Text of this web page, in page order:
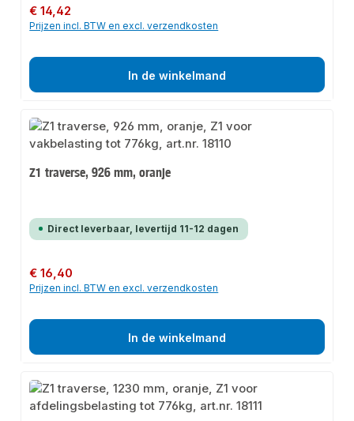
Normale prijs:
€ 14,42
Prijzen incl. BTW en excl. verzendkosten
In de winkelmand
Z1 traverse, 926 mm, oranje
Direct leverbaar, levertijd 11-12 dagen
Normale prijs:
€ 16,40
Prijzen incl. BTW en excl. verzendkosten
In de winkelmand